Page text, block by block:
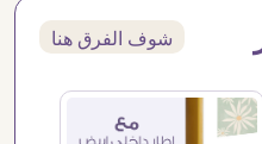
شوف الفرق هنا